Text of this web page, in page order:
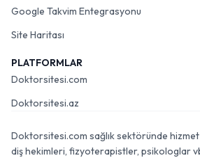
Google Takvim Entegrasyonu
Site Haritası
PLATFORMLAR
Doktorsitesi.com
Doktorsitesi.az
Doktorsitesi.com sağlık sektöründe
diş hekimleri, fizyoterapistler, psikologlar